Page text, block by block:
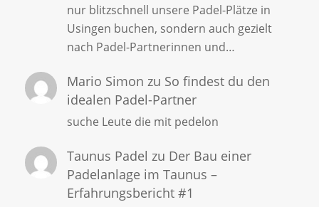
nur blitzschnell unsere Padel-Plätze in
Usingen buchen, sondern auch gezielt
nach Padel-Partnerinnen und…
Mario Simon zu So findest du den
idealen Padel-Partner
suche Leute die mit pedelon
Taunus Padel zu Der Bau einer
Padelanlage im Taunus –
Erfahrungsbericht #1